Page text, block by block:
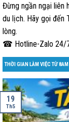
Đừng ngần ngại liên
du lịch. Hãy gọi đến
lòng.
☎ Hotline-Zalo 24/
THỜI GIAN LÀM VIỆC TỪ
19
Th5